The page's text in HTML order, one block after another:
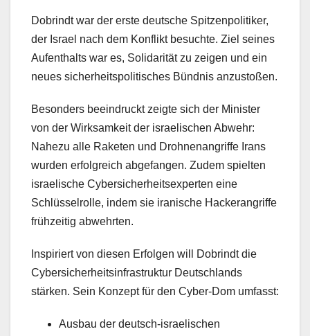
Dobrindt war der erste deutsche Spitzenpolitiker,
der Israel nach dem Konflikt besuchte. Ziel seines
Aufenthalts war es, Solidarität zu zeigen und ein
neues sicherheitspolitisches Bündnis anzustoßen.
Besonders beeindruckt zeigte sich der Minister
von der Wirksamkeit der israelischen Abwehr:
Nahezu alle Raketen und Drohnenangriffe Irans
wurden erfolgreich abgefangen. Zudem spielten
israelische Cybersicherheitsexperten eine
Schlüsselrolle, indem sie iranische Hackerangriffe
frühzeitig abwehrten.
Inspiriert von diesen Erfolgen will Dobrindt die
Cybersicherheitsinfrastruktur Deutschlands
stärken. Sein Konzept für den Cyber-Dom umfasst:
Ausbau der deutsch-israelischen